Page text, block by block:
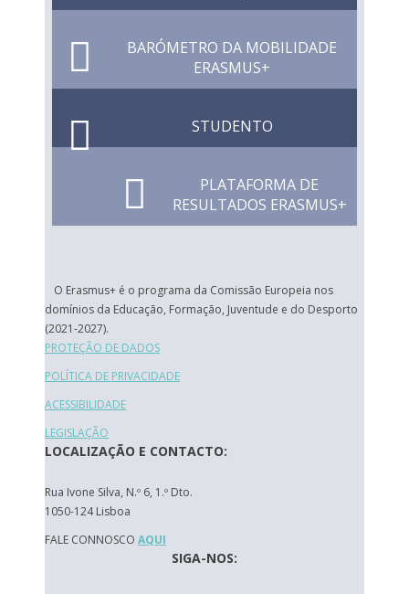
BARÓMETRO DA MOBILIDADE
ERASMUS+
STUDENTO
PLATAFORMA DE
RESULTADOS ERASMUS+
O Erasmus+ é o programa da Comissão Europeia nos
domínios da Educação, Formação, Juventude e do Desporto
(2021-2027).
PROTEÇÃO DE DADOS
POLÍTICA DE PRIVACIDADE
ACESSIBILIDADE
LEGISLAÇÃO
LOCALIZAÇÃO E CONTACTO:
Rua Ivone Silva, N.º 6, 1.º Dto.
1050-124 Lisboa
FALE CONNOSCO AQUI
SIGA-NOS: